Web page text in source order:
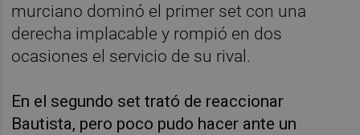
murciano dominó el primer set con una
derecha implacable y rompió en dos
ocasiones el servicio de su rival.
En el segundo set trató de reaccionar
Bautista, pero poco pudo hacer ante un